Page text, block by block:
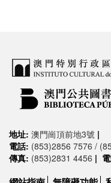
地址: 澳門崗頂前地3號 |
電話: (853)2856 7576 /
傳真: (853)2831 4456 |